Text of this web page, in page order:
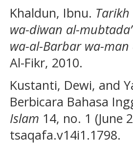
Khaldun, Ibnu.
wa-diwan al-
wa-al-Barbar wa-
Al-Fikr, 2010.
Kustanti, Dewi, and
Berbicara Bahasa
Islam 14, no. 1 (June
tsaqafa.v14i1.1798.